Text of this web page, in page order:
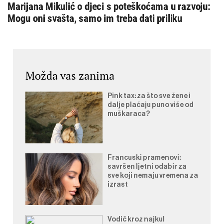
Marijana Mikulić o djeci s poteškoćama u razvoju:
Mogu oni svašta, samo im treba dati priliku
Možda vas zanima
Pink tax: za što sve žene i
dalje plaćaju puno više od
muškaraca?
Francuski pramenovi:
savršen ljetni odabir za
sve koji nemaju vremena za
izrast
Vodič kroz najkul